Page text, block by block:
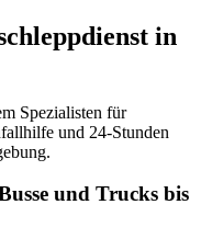
in
Spezialisten für
und 24-Stunden
und Trucks bis